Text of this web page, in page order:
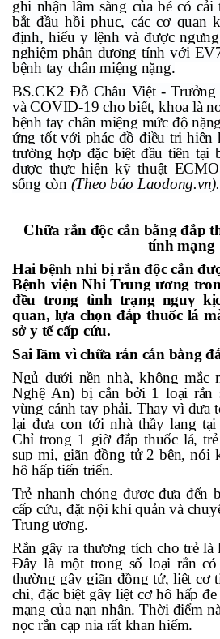
ghi nhận lâm sàng của bé có
bắt đầu hồi phục, các cơ quan
định, hiểu y lệnh và được
nghiệm phân dương tính với
bệnh tay chân miệng nặng.
BS.CK2 Đỗ Châu Việt -
và COVID-19 cho biết, khoa là
bệnh tay chân miệng mức độ
ứng tốt với phác đồ điều trị hiện
trường hợp đặc biệt đầu tiên tại
được thực hiện kỹ thuật
sống còn (Theo báo Laodong.vn).
Chữa rắn độc cắn bằng đắp
tính mạng
Hai bệnh nhi bịrắn độc cắn
Bệnh viện Nhi Trung ương
đều trong tình trạng nguy
quan, lựa chọn đắp thuốc lá
sở y tế cấp cứu.
Sai lầm vì chữa rắn cắn bằng
Ngủ dưới nền nhà, không mắc
Nghệ An) bị cắn bởi 1 loại rắn
vùng cánh tay phải. Thay vì đưa
lại đưa con tới nhà thầy lang
Chỉ trong 1 giờ đắp thuốc lá,
sụp mi, giãn đồng tử 2 bên, nói
hô hấp tiến triển.
Trẻ nhanh chóng được đưa đến
cấp cứu, đặt nội khí quản và
Trung ương.
Rắn gây ra thương tích cho trẻ là
Đây là một trong số loại rắn có
thường gây giãn đồng tử, liệt cơ
chi, đặc biệt gây liệt cơ hô hấp
mạng của nạn nhân. Thời điểm
nọc rắn cạp nia rất khan hiếm.